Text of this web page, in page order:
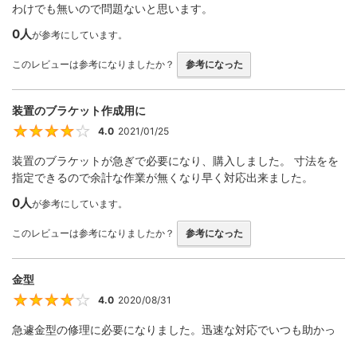
わけでも無いので問題ないと思います。
0人が参考にしています。
このレビューは参考になりましたか？ 参考になった
装置のブラケット作成用に
4
4.0 2021/01/25
装置のブラケットが急ぎで必要になり、購入しました。 寸法をを
指定できるので余計な作業が無くなり早く対応出来ました。
0人が参考にしています。
このレビューは参考になりましたか？ 参考になった
金型
4
4.0 2020/08/31
急遽金型の修理に必要になりました。迅速な対応でいつも助かっ